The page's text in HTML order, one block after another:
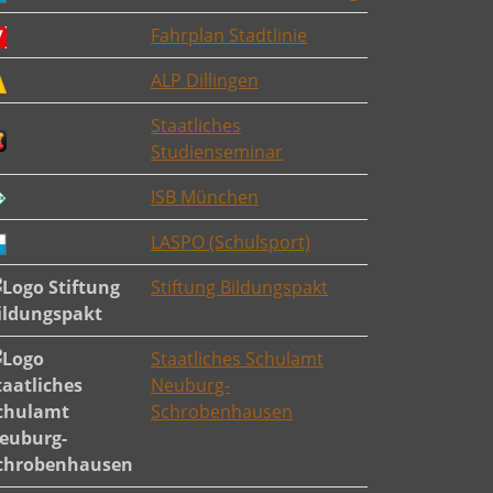
Fahrplan Stadtlinie
ALP Dillingen
Staatliches
Studienseminar
ISB München
LASPO (Schulsport)
Stiftung Bildungspakt
Staatliches Schulamt
Neuburg-
Schrobenhausen